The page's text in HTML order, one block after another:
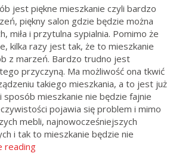
a
i
jest piękne mieszkanie czyli bardzo
piękny salon gdzie będzie można
miła i przytulna sypialnia. Pomimo że
kilka razy jest tak, że to mieszkanie
z marzeń. Bardzo trudno jest
przyczyną. Ma możliwość ona tkwić
takiego mieszkania, a to jest już
sposób mieszkanie nie będzie fajnie
pojawia się problem i mimo
mebli, najnowocześniejszych
i tak to mieszkanie będzie nie
reading